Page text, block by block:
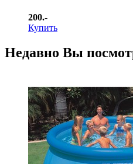
200.-
Купить
Недавно Вы